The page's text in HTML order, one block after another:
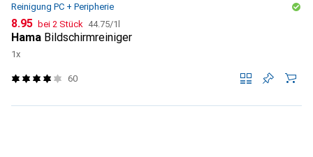
Reinigung PC + Peripherie
CHF
8.95 bei 2 Stück CHF
44.75/1l
Hama Bildschirmreiniger
1x
60